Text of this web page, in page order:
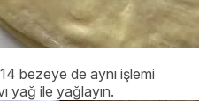
bezeye de aynı işlemi
yağ ile yağlayın.